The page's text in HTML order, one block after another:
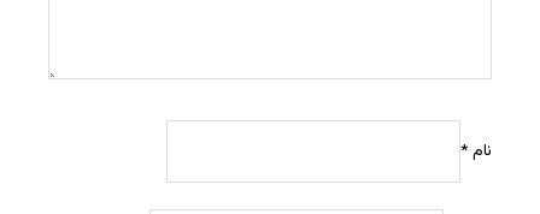
نام*